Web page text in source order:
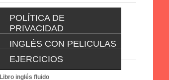
POLÍTICA DE
PRIVACIDAD
POLÍTICA DE
PRIVACIDAD
INGLÉS CON PELICULAS
INGLES CON PELICULAS
EJERCICIOS
EJERCICIOS
Libro inglés fluido